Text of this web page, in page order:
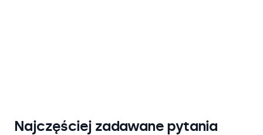
Najczęściej zadawane pytania